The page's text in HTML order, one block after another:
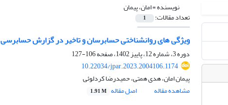
نویسنده =امان، پیمان
تعداد مقالات: 1
ویژگی های روانشناختی حسابرسان و تاخیر در گزارش حسابرسی
دوره 3، شماره 12، پاییز 1402، صفحه
106-127
10.22034/jpar.2023.2004106.1174
پیمان امان، هدی همتی، حمیدرضا کردلوئی
مشاهده مقاله
اصل مقاله 1.91 M